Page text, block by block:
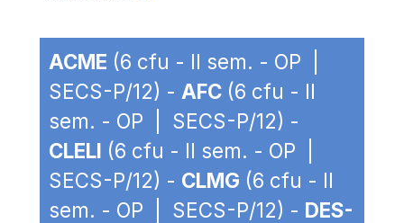
ACME (6 cfu - II sem. - OP |
SECS-P/12) - AFC (6 cfu - II
sem. - OP | SECS-P/12) -
CLELI (6 cfu - II sem. - OP |
SECS-P/12) - CLMG (6 cfu - II
sem. - OP | SECS-P/12) - DES-